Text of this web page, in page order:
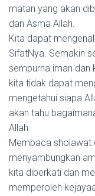
matan yang akan
dan Asma Allah.
Kita dapat
SifatNya. Semakin
sempurna iman dan
kita tidak dapat
mengetahui siapa
akan tahu
Allah.
Membaca sholawat
menyambungkan
kita diberkati dan
memperoleh